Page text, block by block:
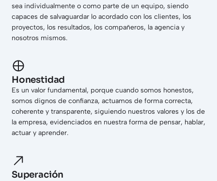
sea individualmente o como parte de un equipo, siendo
capaces de salvaguardar lo acordado con los clientes, los
proyectos, los resultados, los compañeros, la agencia y
nosotros mismos.
Honestidad
Es un valor fundamental, porque cuando somos honestos,
somos dignos de confianza, actuamos de forma correcta,
coherente y transparente, siguiendo nuestros valores y los de
la empresa, evidenciados en nuestra forma de pensar, hablar,
actuar y aprender.
Superación